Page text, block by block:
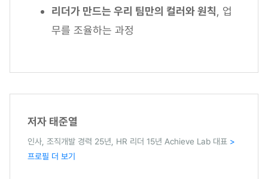
리더가 만드는 우리 팀만의 컬러와 원칙, 업
무를 조율하는 과정
저자 태준열
인사, 조직개발 경력 25년, HR 리더 15년 Achieve Lab 대표 >
프로필 더 보기